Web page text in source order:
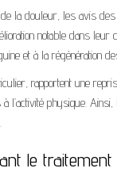
la douleur, les avis des
notable dans
et à la régénération
rapportent une
à l’activité physique.
le traitement